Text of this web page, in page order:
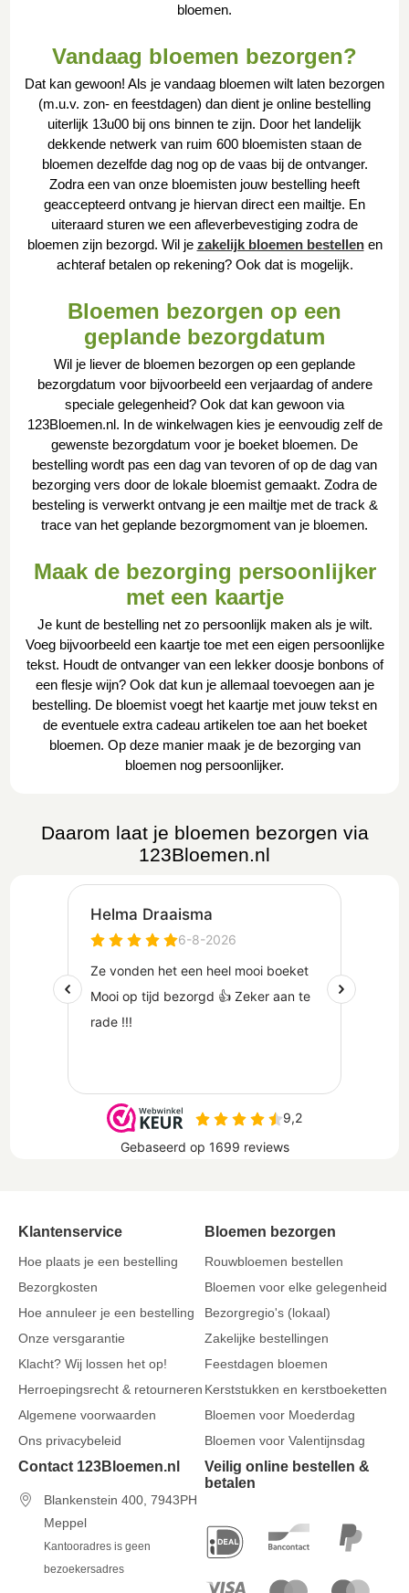
bloemen.
Vandaag bloemen bezorgen?
Dat kan gewoon! Als je vandaag bloemen wilt laten bezorgen
(m.u.v. zon- en feestdagen) dan dient je online bestelling
uiterlijk 13u00 bij ons binnen te zijn. Door het landelijk
dekkende netwerk van ruim 600 bloemisten staan de
bloemen dezelfde dag nog op de vaas bij de ontvanger.
Zodra een van onze bloemisten jouw bestelling heeft
geaccepteerd ontvang je hiervan direct een mailtje. En
uiteraard sturen we een afleverbevestiging zodra de
bloemen zijn bezorgd. Wil je zakelijk bloemen bestellenen
achteraf betalen op rekening? Ook dat is mogelijk.
Bloemen bezorgen op een
geplande bezorgdatum
Wil je liever de bloemen bezorgen op een geplande
bezorgdatum voor bijvoorbeeld een verjaardag of andere
speciale gelegenheid? Ook dat kan gewoon via
123Bloemen.nl. In de winkelwagen kies je eenvoudig zelf de
gewenste bezorgdatum voor je boeket bloemen. De
bestelling wordt pas een dag van tevoren of op de dag van
bezorging vers door de lokale bloemist gemaakt. Zodra de
besteling is verwerkt ontvang je een mailtje met de track &
trace van het geplande bezorgmoment van je bloemen.
Maak de bezorging persoonlijker
met een kaartje
Je kunt de bestelling net zo persoonlijk maken als je wilt.
Voeg bijvoorbeeld een kaartje toe met een eigen persoonlijke
tekst. Houdt de ontvanger van een lekker doosje bonbons of
een flesje wijn? Ook dat kun je allemaal toevoegen aan je
bestelling. De bloemist voegt het kaartje met jouw tekst en
de eventuele extra cadeau artikelen toe aan het boeket
bloemen. Op deze manier maak je de bezorging van
bloemen nog persoonlijker.
Daarom laat je bloemen bezorgen via
123Bloemen.nl
Klantenservice
Hoe plaats je een bestelling
Bezorgkosten
Hoe annuleer je een bestelling
Onze versgarantie
Klacht? Wij lossen het op!
Herroepingsrecht & retourneren
Algemene voorwaarden
Ons privacybeleid
Bloemen bezorgen
Rouwbloemen bestellen
Bloemen voor elke gelegenheid
Bezorgregio's (lokaal)
Zakelijke bestellingen
Feestdagen bloemen
Kerststukken en kerstboeketten
Bloemen voor Moederdag
Bloemen voor Valentijnsdag
Contact 123Bloemen.nl
Blankenstein 400, 7943PH
Meppel
Kantooradres is geen
bezoekersadres
Veilig online bestellen &
betalen